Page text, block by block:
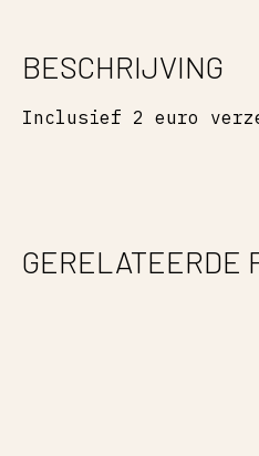
BESCHRIJVING
Inclusief 2 euro
GERELATEERDE